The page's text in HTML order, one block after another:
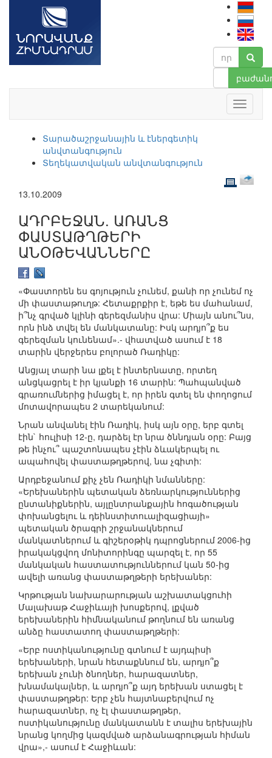
Տարածաշրջանային և էներգետիկ
անվտանգություն
Տեղեկատվական անվտանգություն
13.10.2009
ԱԴՐԲԵՋԱՆ. ԱՌԱՆՑ
ՓԱՍՏԱԹՂԹԵՐԻ
ԱՆՕԹԵՎԱՆՆԵՐԸ
«Փաստորեն ես գոյություն չունեմ, քանի որ չունեմ ոչ
մի փաստաթուղթ: Հետաքրքիր է, եթե ես մահանամ,
ի՞նչ գրված կլինի գերեզմանիս վրա: Միայն անու՞նս,
որն ինձ տվել են մանկատանը: Իսկ արդյո՞ք ես
գերեզման կունենամ».- վհատված ասում է 18
տարին վերջերես բոլորած Ռադիկը:
Անցյալ տարի նա լքել է ինտերնատը, որտեղ
անցկացրել է իր կյանքի 16 տարին: Պահպանված
գրառումներից իմացել է, որ իրեն գտել են փողոցում
մոտավորապես 2 տարեկանում:
Նրան անվանել էին Ռադիկ, իսկ այն օրը, երբ գտել
էին` հուլիսի 12-ը, դարձել էր նրա ծննդյան օրը: Բայց
թե ինչու՞ պաշտոնապես չէին ձևակերպել ու
ապահովել փաստաթղթերով, նա չգիտի:
Արդբեջանում քիչ չեն Ռադիկի նմանները:
«Երեխաներին պետական ձեռնարկություններից
ընտանիքներին, այլընտրանքային հոգածության
փոխանցելու և դեինստիտուալիզացիայի»
պետական ծրագրի շրջանակներում
մանկատներում և գիշերօթիկ դպրոցներում 2006-ից
իրակակցվող մոնիտորինգը պարզել է, որ 55
մանկական հաստատություններում կան 50-ից
ավելի առանց փաստաթղթերի երեխաներ:
Կրթության նախարարության աշխատակցուհի
Մալախաթ Հաջիևայի խոսքերով, լքված
երեխաներին հիմնականում թողնում են առանց
անձը հաստատող փաստաթղթերի:
«Երբ ոստիկանությունը գտնում է այդպիսի
երեխաների, նրան հետաքննում են, արդյո՞ք
երեխան չունի ծնողներ, հարազատներ,
խնամակալներ, և արդյո՞ք այդ երեխան ստացել է
փաստաթղթեր: Երբ չեն հայտնաբերվում ոչ
հարազատներ, ոչ էլ փաստաթղթեր,
ոստիկանությունը մանկատանն է տալիս երեխային
նրանց կողմից կազմված արձանագրության հիման
վրա»,- ասում է Հաջիևան: